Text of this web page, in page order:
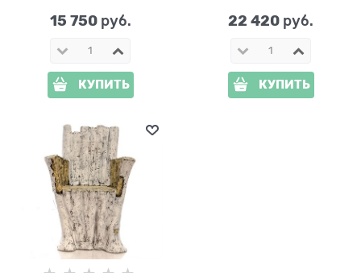
15 750 руб.
КУПИТЬ
22 420 руб.
КУПИТЬ